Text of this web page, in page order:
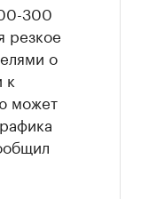
300
резкое
о
к
может